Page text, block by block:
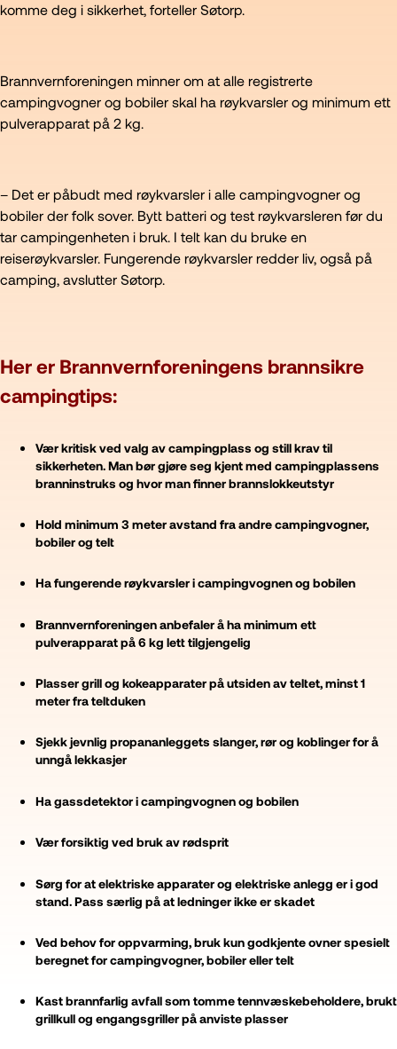
komme deg i sikkerhet, forteller Søtorp.
Brannvernforeningen minner om at alle registrerte
campingvogner og bobiler skal ha røykvarsler og minimum ett
pulverapparat på 2 kg.
– Det er påbudt med røykvarsler i alle campingvogner og
bobiler der folk sover. Bytt batteri og test røykvarsleren før du
tar campingenheten i bruk. I telt kan du bruke en
reiserøykvarsler. Fungerende røykvarsler redder liv, også på
camping, avslutter Søtorp.
Her er Brannvernforeningens brannsikre
campingtips:
Vær kritisk ved valg av campingplass og still krav til
sikkerheten. Man bør gjøre seg kjent med campingplassens
branninstruks og hvor man finner brannslokkeutstyr
Hold minimum 3 meter avstand fra andre campingvogner,
bobiler og telt
Ha fungerende røykvarsler i campingvognen og bobilen
Brannvernforeningen anbefaler å ha minimum ett
pulverapparat på 6 kg lett tilgjengelig
Plasser grill og kokeapparater på utsiden av teltet, minst 1
meter fra teltduken
Sjekk jevnlig propananleggets slanger, rør og koblinger for å
unngå lekkasjer
Ha gassdetektor i campingvognen og bobilen
Vær forsiktig ved bruk av rødsprit
Sørg for at elektriske apparater og elektriske anlegg er i god
stand. Pass særlig på at ledninger ikke er skadet
Ved behov for oppvarming, bruk kun godkjente ovner spesielt
beregnet for campingvogner, bobiler eller telt
Kast brannfarlig avfall som tomme tennvæskebeholdere, brukt
grillkull og engangsgriller på anviste plasser